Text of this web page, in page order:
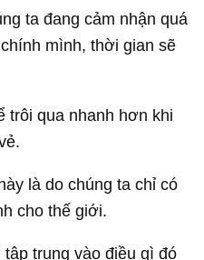
ta đang cảm nhận quá
mình, thời gian sẽ
trôi qua nhanh hơn khi
là do chúng ta chỉ có
cho thế giới.
trung vào điều gì đó